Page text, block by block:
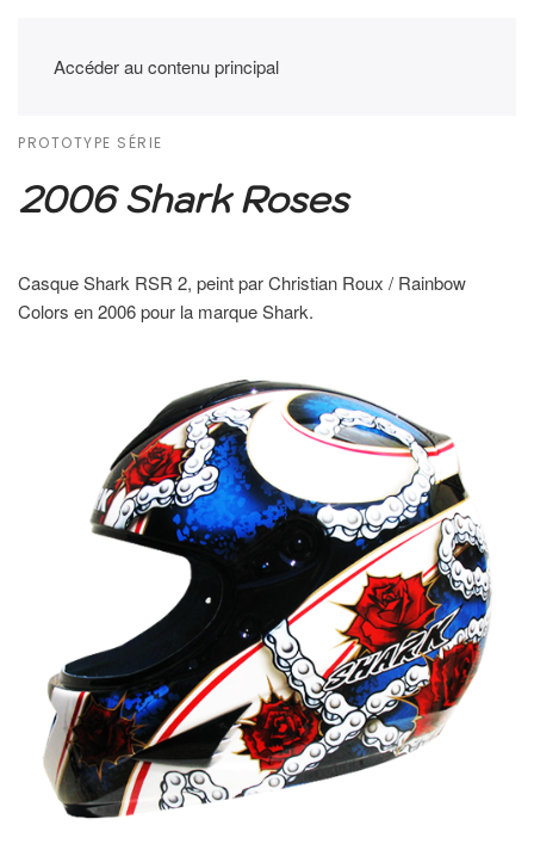
Accéder au contenu principal
PROTOTYPE SÉRIE
2006 Shark Roses
Casque Shark RSR 2, peint par Christian Roux / Rainbow
Colors en 2006 pour la marque Shark.